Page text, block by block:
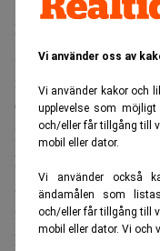
Vi använder oss av
Vi använder kakor och
upplevelse som
och/eller får tillgång till
mobil eller dator.
Vi använder också
ändamålen som
och/eller får tillgång till
mobil eller dator. Vi och
För första halvåret
sin M&A-verksamhet
miljarder kronor.
90 affärer i Europa,
Financial.
Näst bäst på
arvoden för 263
från 80 affärer.
Deutsche Bank blev